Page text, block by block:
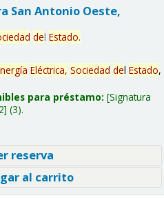
San Antonio Oeste,
del Estado.
Eléctrica, Sociedad del Estado,
para préstamo: Signatura
(3).
reserva
al carrito